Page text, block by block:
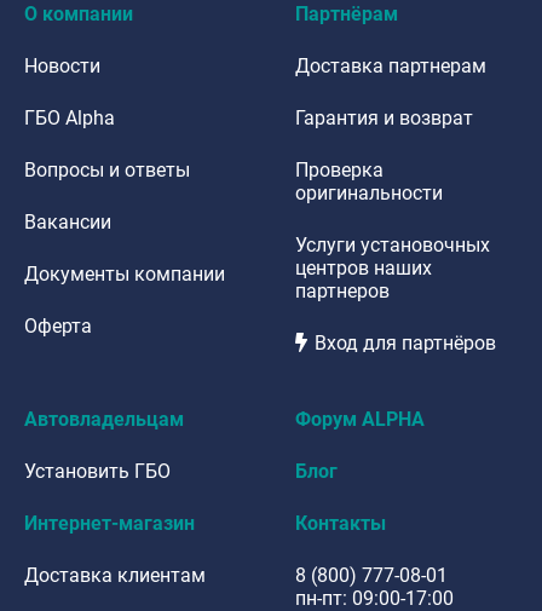
О компании
Новости
ГБО Alpha
Вопросы и ответы
Вакансии
Документы компании
Оферта
Партнёрам
Доставка партнерам
Гарантия и возврат
Проверка
оригинальности
Услуги установочных
центров наших
партнеров
Вход для партнёров
Автовладельцам
Установить ГБО
Интернет-магазин
Доставка клиентам
Форум ALPHA
Блог
Контакты
8 (800) 777-08-01
пн-пт: 09:00-17:00